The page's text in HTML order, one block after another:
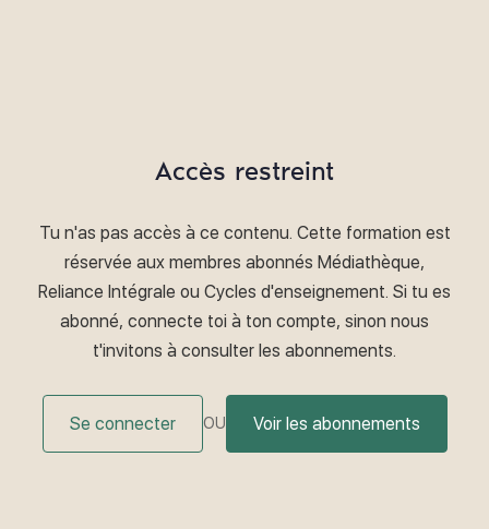
Accès restreint
Tu n'as pas accès à ce contenu. Cette formation est
réservée aux membres abonnés Médiathèque,
Reliance Intégrale ou Cycles d'enseignement. Si tu es
abonné, connecte toi à ton compte, sinon nous
t'invitons à consulter les abonnements.
Se connecter OU Voir les abonnements